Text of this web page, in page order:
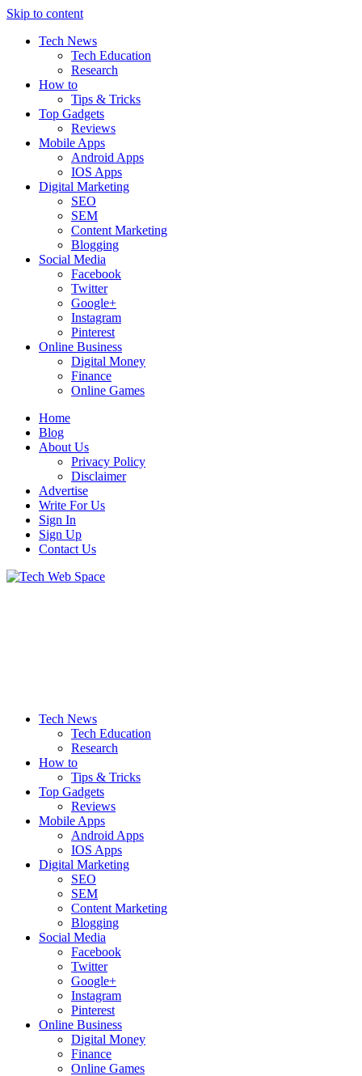
Skip to content
Tech News
Tech Education
Research
How to
Tips & Tricks
Top Gadgets
Reviews
Mobile Apps
Android Apps
IOS Apps
Digital Marketing
SEO
SEM
Content Marketing
Blogging
Social Media
Facebook
Twitter
Google+
Instagram
Pinterest
Online Business
Digital Money
Finance
Online Games
Home
Blog
About Us
Privacy Policy
Disclaimer
Advertise
Write For Us
Sign In
Sign Up
Contact Us
Tech News
Tech Education
Research
How to
Tips & Tricks
Top Gadgets
Reviews
Mobile Apps
Android Apps
IOS Apps
Digital Marketing
SEO
SEM
Content Marketing
Blogging
Social Media
Facebook
Twitter
Google+
Instagram
Pinterest
Online Business
Digital Money
Finance
Online Games